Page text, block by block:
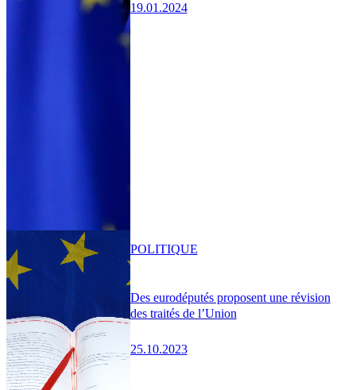
19.01.2024
Des eurodéputés proposent une révision
des traités de l’Union
25.10.2023
POLITIQUE